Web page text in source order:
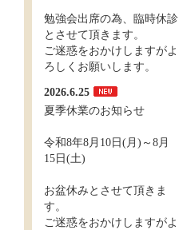
勉強会出席の為、臨時休診
とさせて頂きます。
ご迷惑をおかけしますがよ
ろしくお願いします。
2026.6.25
夏季休業のお知らせ
令和8年8月10日(月)～8月
15日(土)
お盆休みとさせて頂きま
す。
ご迷惑をおかけしますがよ